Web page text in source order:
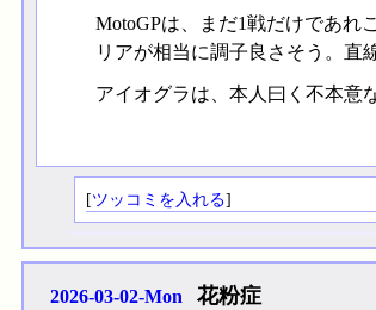
MotoGPは、まだ1戦だけであれ
リアが相当に調子良さそう。直
アイオグラは、本人曰く不本意
[ツッコミを入れる]
2026-03-02-Mon 花粉症